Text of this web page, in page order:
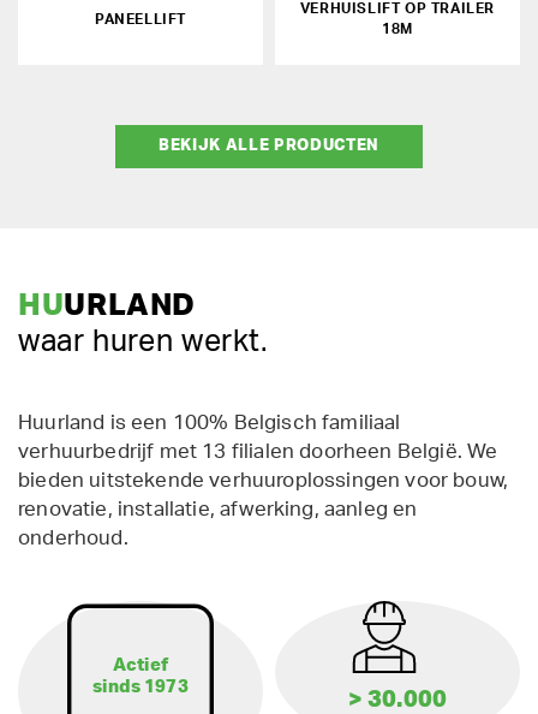
PANEELLIFT
VERHUISLIFT OP TRAILER
18M
BEKIJK ALLE PRODUCTEN
HUURLAND
waar huren werkt.
Huurland is een 100% Belgisch familiaal
verhuurbedrijf met 13 filialen doorheen België. We
bieden uitstekende verhuuroplossingen voor bouw,
renovatie, installatie, afwerking, aanleg en
onderhoud.
Actief
sinds 1973
> 30.000